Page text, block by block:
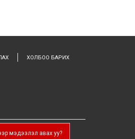
ХОЛБОО БАРИХ
мэдээлэл авах уу?